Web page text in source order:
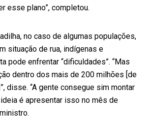
esse plano”, completou.
no caso de algumas populações,
situação de rua, indígenas e
pode enfrentar “dificuldades”. “Mas
dentro dos mais de 200 milhões [de
disse. “A gente consegue sim montar
é apresentar isso no mês de